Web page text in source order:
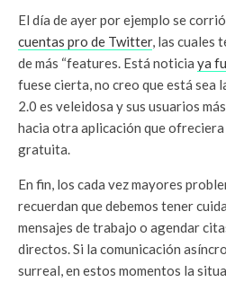
El día de ayer por ejemplo se
cuentas pro de Twitter, las cuales
de más “features. Está noticia ya
fuese cierta, no creo que está sea
2.0 es veleidosa y sus usuarios
hacia otra aplicación que
gratuita.
En fin, los cada vez mayores
recuerdan que debemos tener
mensajes de trabajo o agendar
directos. Si la comunicación
surreal, en estos momentos la